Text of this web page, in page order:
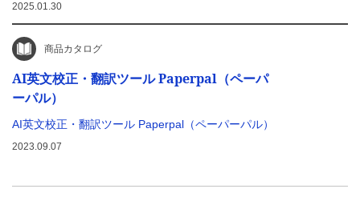
2025.01.30
商品カタログ
AI英文校正・翻訳ツール Paperpal（ペーパ
ーパル）
AI英文校正・翻訳ツール Paperpal（ペーパーパル）
2023.09.07